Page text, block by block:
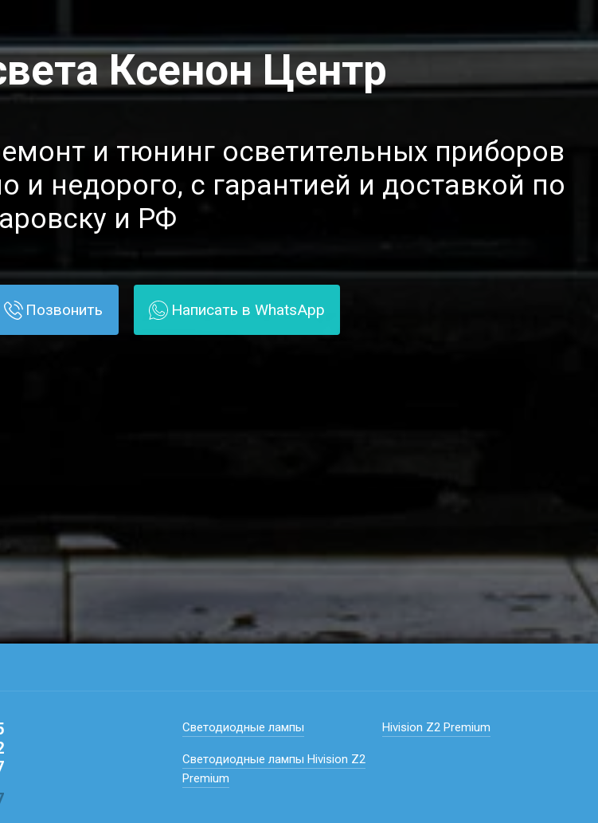
Ксенон Центр
и тюнинг осветительных приборов
и недорого, с гарантией и доставкой по
и РФ
Позвонить Написать в WhatsApp
Светодиодные лампы Hivision Z2 Premium
Светодиодные лампы Hivision Z2
Premium